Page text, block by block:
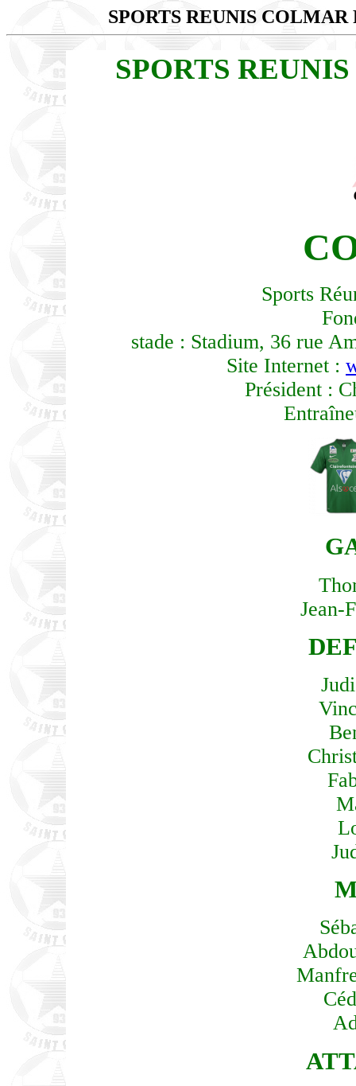
SPORTS REUNIS
SPORTS
Sports
stade : Stadium, 36 rue
Site Internet :
Président :
Jean-